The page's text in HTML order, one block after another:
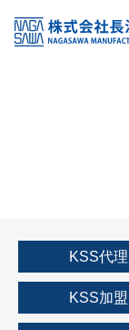
KSS加盟店・取扱
店舗一覧
KSS代
KSS加